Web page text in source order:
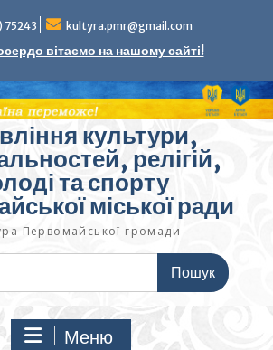
75243 kultyra.pmr@gmail.com
вітаємо на нашому сайті!
культури,
релігій,
та спорту
міської ради
Первомайcької громади
Меню